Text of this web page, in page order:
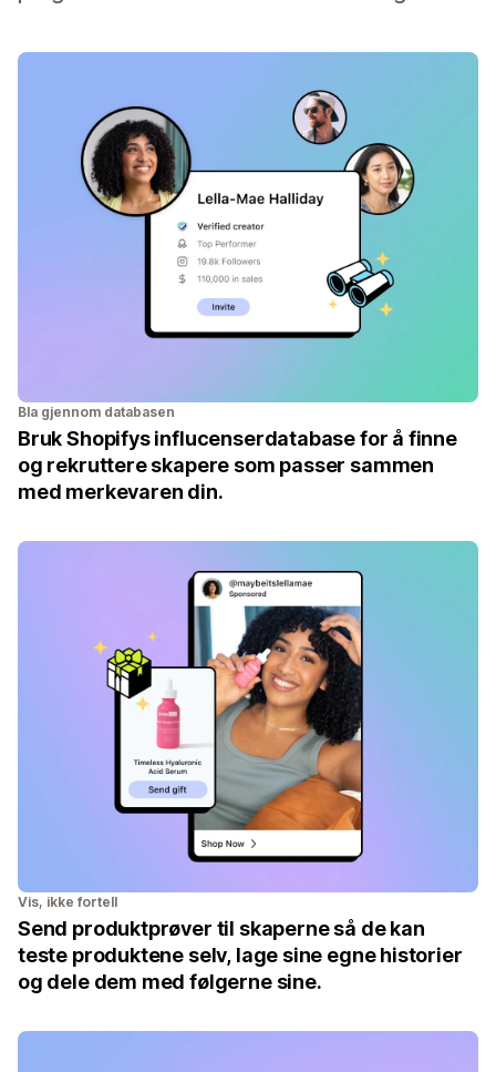
Bla gjennom databasen
Bruk Shopifys influcenserdatabase for å finne
og rekruttere skapere som passer sammen
med merkevaren din.
Vis, ikke fortell
Send produktprøver til skaperne så de kan
teste produktene selv, lage sine egne historier
og dele dem med følgerne sine.